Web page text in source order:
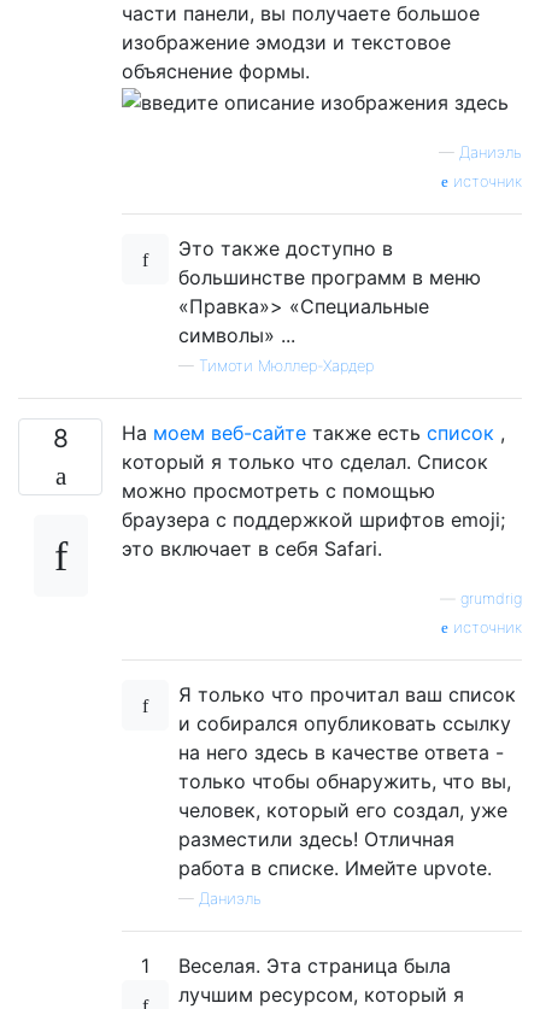
части панели, вы получаете большое
изображение эмодзи и текстовое
объяснение формы.
— Даниэль
источник
Это также доступно в
большинстве программ в меню
«Правка»> «Специальные
символы» ...
— Тимоти Мюллер-Хардер
8 На моем веб-сайте также есть список ,
который я только что сделал. Список
можно просмотреть с помощью
браузера с поддержкой шрифтов emoji;
это включает в себя Safari.
grumdrig
источник
Я только что прочитал ваш список
и собирался опубликовать ссылку
на него здесь в качестве ответа -
только чтобы обнаружить, что вы,
человек, который его создал, уже
разместили здесь! Отличная
работа в списке. Имейте upvote.
— Даниэль
1
Веселая. Эта страница была
лучшим ресурсом, который я